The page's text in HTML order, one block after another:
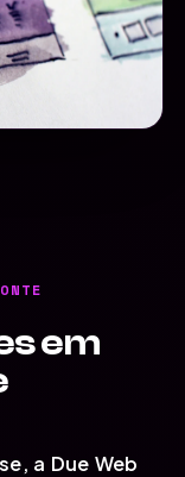
em
a Due Web